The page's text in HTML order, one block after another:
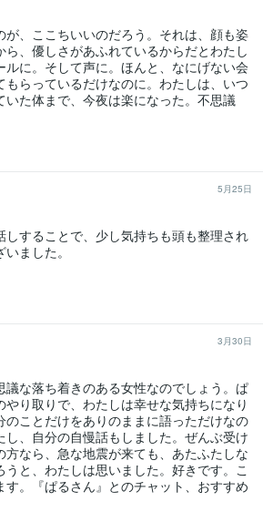
が、ここちいいのだろう。それは、顔も姿
ら、優しさがあふれているからだとわたし
ルに。そして声に。ほんと、なにげない会
らっているだけなのに。わたしは、いつ
いた体まで、今夜は楽になった。不思議
5月25日
しすることで、少し気持ちも頭も整理され
ました。
3月30日
議な落ち着きのある女性なのでしょう。ぱ
り取りで、わたしは幸せな気持ちになり
のことだけをありのままに語っただけなの
し、自分の自慢話もしました。ぜんぶ受け
なら、急な地震が来ても、あたふたしな
と、わたしは思いました。好きです。こ
。『ぱるさん』とのチャット、おすすめ